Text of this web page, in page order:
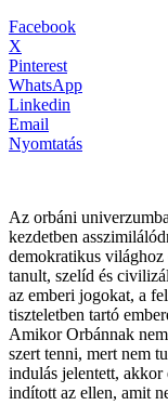
Facebook
X
Pinterest
WhatsApp
Linkedin
Email
Nyomtatás
Az orbáni
kezdetben
demokratikus világhoz
tanult, szelíd és
az emberi jogokat, a
tiszteletben tartó
Amikor Orbánnak
szert tenni, mert nem
indulás jelentett,
indított az ellen, amit